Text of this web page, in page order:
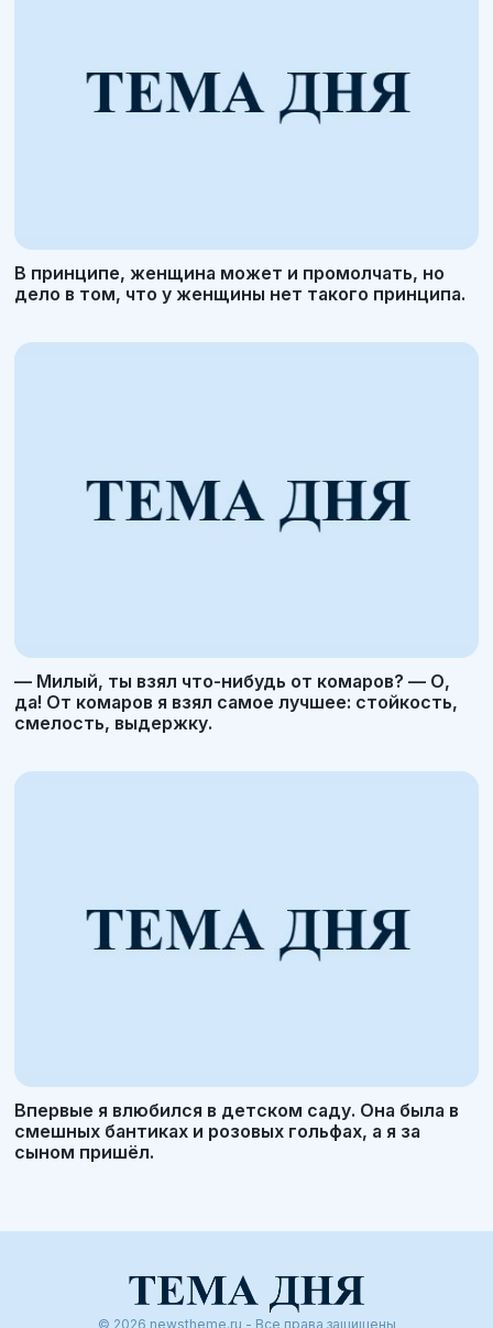
В принципе, женщина может и промолчать, но
дело в том, что у женщины нет такого принципа.
— Милый, ты взял что-нибудь от комаров? — О,
да! От комаров я взял самое лучшее: стойкость,
смелость, выдержку.
Впервые я влюбился в детском саду. Она была в
смешных бантиках и розовых гольфах, а я за
сыном пришёл.
© 2026 newstheme.ru - Все права защищены